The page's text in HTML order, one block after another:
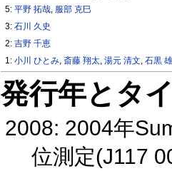
5:平野 拓哉, 服部 克巳
3:石川 久史
2:吉野 千恵
1:小川 ひとみ,斎藤 翔太,湯元 清文,石黒
発行年とタ
2008: 2004年
位測定(J117